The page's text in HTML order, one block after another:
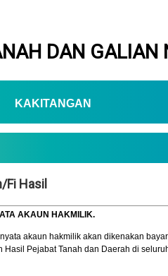
DAN GALIAN
KAKITANGAN
Fi Hasil
AKAUN HAKMILIK.
akaun hakmilik akan dikenakan
Hasil Pejabat Tanah dan Daerah di